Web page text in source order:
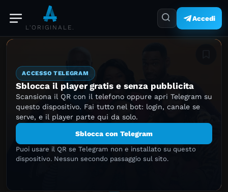
L'ORIGINALE.
Accedi
ACCESSO TELEGRAM
Sblocca il player gratis e senza pubblicita
Scansiona il QR con il telefono oppure apri Telegram su
questo dispositivo. Fai tutto nel bot: login, canale se
serve, e il player parte qui da solo.
Sblocca con Telegram
Puoi usare il QR se Telegram non e installato su questo
dispositivo. Nessun secondo passaggio sul sito.